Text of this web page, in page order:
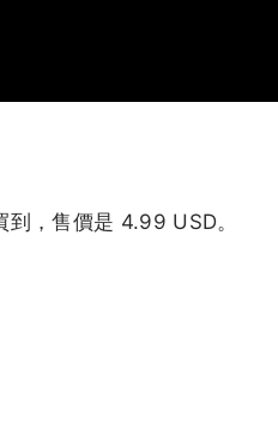
，售價是 4.99 USD。